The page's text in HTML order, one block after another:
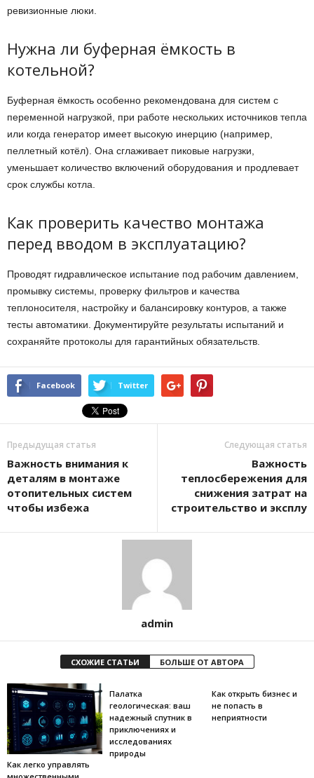
ревизионные люки.
Нужна ли буферная ёмкость в
котельной?
Буферная ёмкость особенно рекомендована для систем с
переменной нагрузкой, при работе нескольких источников тепла
или когда генератор имеет высокую инерцию (например,
пеллетный котёл). Она сглаживает пиковые нагрузки,
уменьшает количество включений оборудования и продлевает
срок службы котла.
Как проверить качество монтажа
перед вводом в эксплуатацию?
Проводят гидравлическое испытание под рабочим давлением,
промывку системы, проверку фильтров и качества
теплоносителя, настройку и балансировку контуров, а также
тесты автоматики. Документируйте результаты испытаний и
сохраняйте протоколы для гарантийных обязательств.
Facebook Twitter
Предыдущая статья
Важность внимания к
деталям в монтаже
отопительных систем
чтобы избежа
Следующая статья
Важность
теплосбережения для
снижения затрат на
строительство и эксплу
admin
СХОЖИЕ СТАТЬИ БОЛЬШЕ ОТ АВТОРА
Как легко управлять
Палатка
геологическая: ваш
надежный спутник в
приключениях и
исследованиях
природы
Как открыть бизнес и
не попасть в
неприятности